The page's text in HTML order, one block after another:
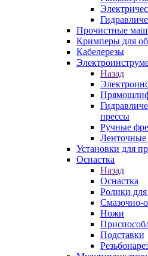
Прочистные
Кримперы для
Кабелерезы
Назад
прессы
Ручные
Установки для
Оснастка
Назад
Оснастка
Ролики
Смазочно-
Ножи
Подставки